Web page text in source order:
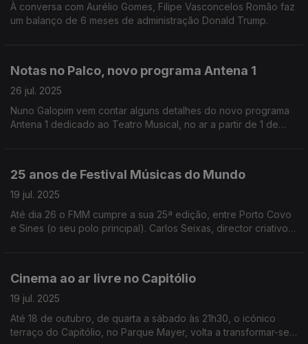
À conversa com Aurélio Gomes, Filipe Vasconcelos Romão faz
um balanço de 6 meses de administração Donald Trump.
Notas no Palco, novo programa Antena 1
26 jul. 2025
Nuno Galopim vem contar alguns detalhes do novo programa
Antena 1 dedicado ao Teatro Musical, no ar a partir de 1 de
25 anos de Festival Músicas do Mundo
19 jul. 2025
Até dia 26 o FMM cumpre a sua 25ª edição, entre Porto Covo
e Sines (o seu polo principal). Carlos Seixas, director criativo e
Cinema ao ar livre no Capitólio
19 jul. 2025
Até 18 de outubro, de quarta a sábado às 21h30, o icónico
terraço do Capitólio, no Parque Mayer, volta a transformar-se